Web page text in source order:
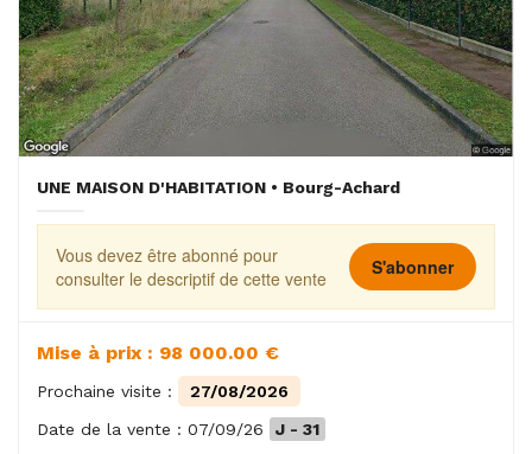
UNE MAISON D'HABITATION • Bourg-Achard
Vous devez être abonné pour
consulter le descriptif de cette vente
S'abonner
Mise à prix : 98 000.00 €
Prochaine visite :
27/08/2026
Date de la vente : 07/09/26
J - 31